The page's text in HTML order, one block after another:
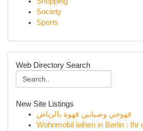
Society
Sports
Web Directory Search
New Site Listings
قهوجي وصبابين قهوة بالرياض
Wohnmobil leihen in Berlin : Ihr